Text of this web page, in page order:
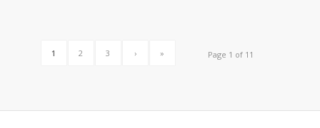
Page 1 of 11
1 2 3 › »